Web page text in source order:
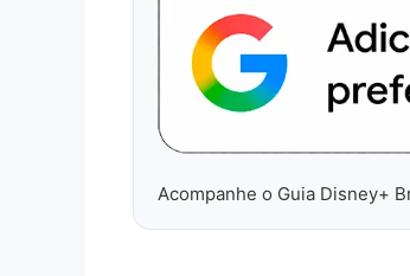
Acompanhe o Guia Disney+